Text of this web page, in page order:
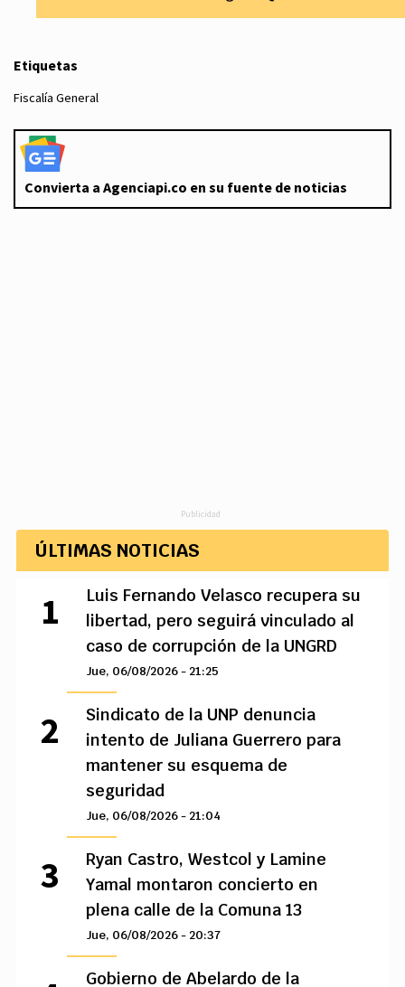
Etiquetas
Fiscalía General
Convierta a Agenciapi.co en su fuente de noticias
Publicidad
ÚLTIMAS NOTICIAS
Luis Fernando Velasco recupera su
libertad, pero seguirá vinculado al
caso de corrupción de la UNGRD
Jue, 06/08/2026 - 21:25
Sindicato de la UNP denuncia
intento de Juliana Guerrero para
mantener su esquema de
seguridad
Jue, 06/08/2026 - 21:04
Ryan Castro, Westcol y Lamine
Yamal montaron concierto en
plena calle de la Comuna 13
Jue, 06/08/2026 - 20:37
Gobierno de Abelardo de la